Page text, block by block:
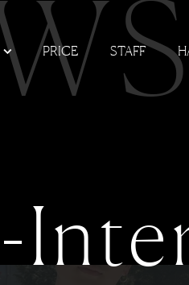
PRICE STAFF
-